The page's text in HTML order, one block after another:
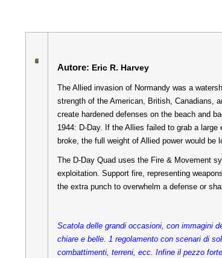
Autore: Eric R. Harvey
The Allied invasion of Normandy was a
strength of the American, British, Canadians,
create hardened defenses on the beach and
1944: D-Day. If the Allies failed to grab a
broke, the full weight of Allied power would be
The D-Day Quad uses the Fire & Movement
exploitation. Support fire, representing
the extra punch to overwhelm a defense or
Scatola delle grandi occasioni, con immagini
chiare e belle. 1 regolamento con scenari di
combattimenti, terreni, ecc. Infine il pezzo